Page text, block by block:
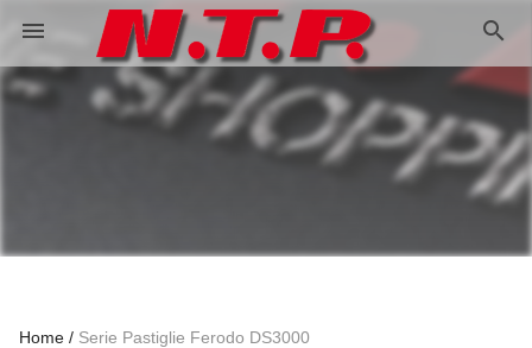
menu search
Home Serie Pastiglie Ferodo DS3000